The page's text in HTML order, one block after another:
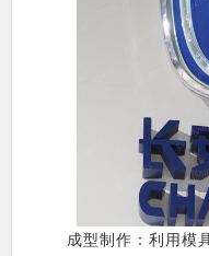
成型制作：利用模具